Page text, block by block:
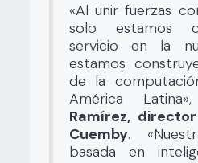
«Al unir fuerzas
solo estamos
servicio en la
estamos
de la
América
Ramírez,
Cuemby.
basada en